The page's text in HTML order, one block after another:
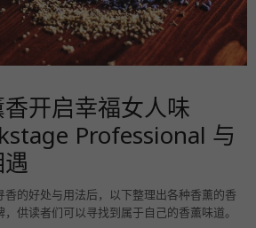
香开启幸福女人味
Professional 与
的好处与用法后，以下整理出各种香薰的香
供读者们可以寻找到属于自己的香薰味道。